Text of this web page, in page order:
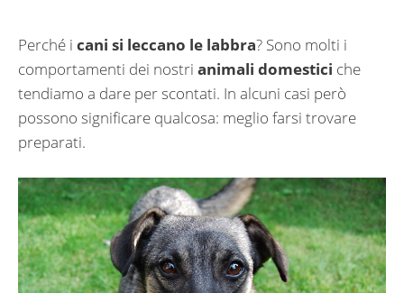
Perché i cani si leccano le labbra? Sono molti i
comportamenti dei nostri animali domestici che
tendiamo a dare per scontati. In alcuni casi però
possono significare qualcosa: meglio farsi trovare
preparati.